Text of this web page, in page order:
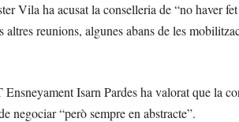
Vila ha acusat la conselleria de “no haver
altres reunions, algunes abans de les
Isarn Pardes ha valorat que la
negociar “però sempre en abstracte”.